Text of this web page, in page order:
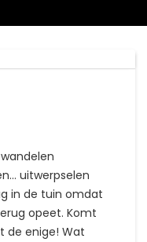
uitwerpselen
in de tuin omdat
opeet. Komt
de enige! Wat